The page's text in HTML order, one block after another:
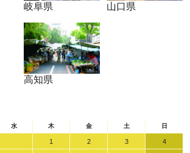
岐阜県 山口県
高知県
水 木 金 土 日
1 2 3 4